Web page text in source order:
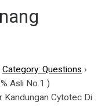
Category: Questions ›
Asli No.1 )
Cytotec Di